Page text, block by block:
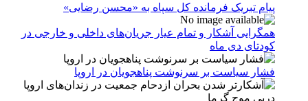
پیام تبریک فرمانده کل سپاه به «محسن رضایی»
همگرایی آشکار و تمام عیار جریان‌های داخلی و خارجی در
کودتای دی ماه
فشار سیاست بر سرنوشت پناهجویان در اروپا